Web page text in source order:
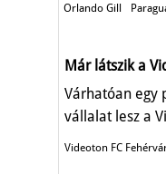
Orlando Gill
Már látszik a
Várhatóan egy
vállalat lesz a
Videoton FC